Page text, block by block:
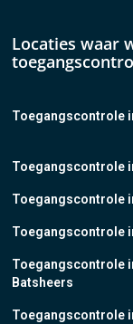
Locaties waar
Toegangscontrole
Toegangscontrole
Toegangscontrole
Toegangscontrole
Toegangscontrole
Batsheers
Toegangscontrole